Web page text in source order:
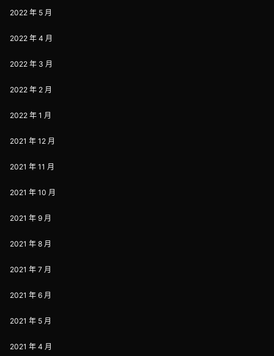
2022 年 5 月
2022 年 4 月
2022 年 3 月
2022 年 2 月
2022 年 1 月
2021 年 12 月
2021 年 11 月
2021 年 10 月
2021 年 9 月
2021 年 8 月
2021 年 7 月
2021 年 6 月
2021 年 5 月
2021 年 4 月